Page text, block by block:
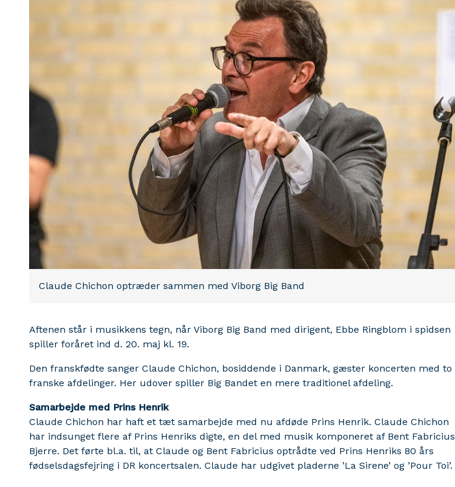
Claude Chichon optræder sammen med Viborg Big Band
Aftenen står i musikkens tegn, når Viborg Big Band med dirigent, Ebbe Ringblom i spidsen
spiller foråret ind d. 20. maj kl. 19.
Den franskfødte sanger Claude Chichon, bosiddende i Danmark, gæster koncerten med to
franske afdelinger. Her udover spiller Big Bandet en mere traditionel afdeling.
Samarbejde med Prins Henrik
Claude Chichon har haft et tæt samarbejde med nu afdøde Prins Henrik. Claude Chichon
har indsunget flere af Prins Henriks digte, en del med musik komponeret af Bent Fabricius
Bjerre. Det førte bl.a. til, at Claude og Bent Fabricius optrådte ved Prins Henriks 80 års
fødselsdagsfejring i DR koncertsalen. Claude har udgivet pladerne ’La Sirene’ og ’Pour Toi’.